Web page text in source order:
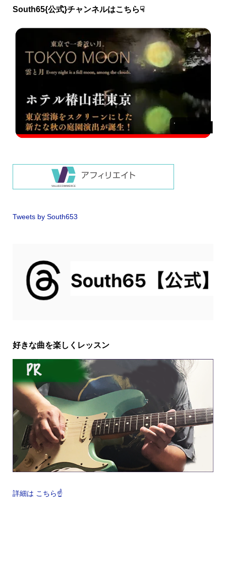
South65{公式}チャンネルはこちら☟
Tweets by South653
好きな曲を楽しくレッスン
詳細は こちら☝️